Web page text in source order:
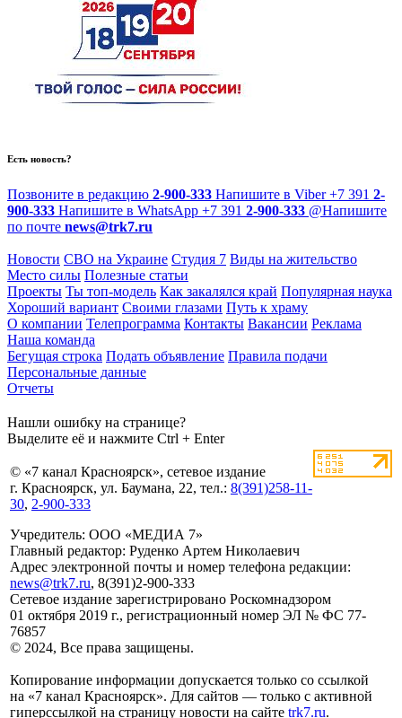
Есть новость?
Позвоните в редакцию 2-900-333 Напишите в Viber +7 391 2-
900-333 Напишите в WhatsApp +7 391 2-900-333 @Напишите
по почте news@trk7.ru
Новости СВО на Украине Студия 7 Виды на жительство
Место силы Полезные статьи
Проекты Ты топ-модель Как закалялся край Популярная наука
Хороший вариант Своими глазами Путь к храму
О компании Телепрограмма Контакты Вакансии Реклама
Наша команда
Бегущая строка Подать объявление Правила подачи
Персональные данные
Отчеты
Нашли ошибку на странице?
Выделите её и нажмите Ctrl + Enter
© «7 канал Красноярск», сетевое издание
г. Красноярск, ул. Баумана, 22, тел.: 8(391)258-11-
30, 2-900-333
Учредитель: ООО «МЕДИА 7»
Главный редактор: Руденко Артем Николаевич
Адрес электронной почты и номер телефона редакции:
news@trk7.ru, 8(391)2-900-333
Сетевое издание зарегистрировано Роскомнадзором
01 октября 2019 г., регистрационный номер ЭЛ № ФС 77-
76857
© 2024, Все права защищены.
Копирование информации допускается только со ссылкой
на «7 канал Красноярск». Для сайтов — только с активной
гиперссылкой на страницу новости на сайте trk7.ru.